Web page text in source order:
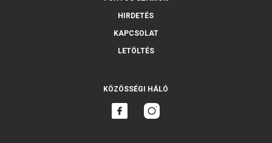
HIRDETÉS
KAPCSOLAT
LETÖLTÉS
KÖZÖSSÉGI HÁLÓ